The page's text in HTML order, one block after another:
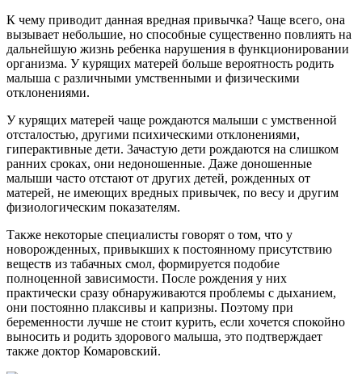
К чему приводит данная вредная привычка? Чаще всего, она
вызывает небольшие, но способные существенно повлиять на
дальнейшую жизнь ребенка нарушения в функционировании
организма. У курящих матерей больше вероятность родить
малыша с различными умственными и физическими
отклонениями.
У курящих матерей чаще рождаются малыши с умственной
отсталостью, другими психическими отклонениями,
гиперактивные дети. Зачастую дети рождаются на слишком
ранних сроках, они недоношенные. Даже доношенные
малыши часто отстают от других детей, рожденных от
матерей, не имеющих вредных привычек, по весу и другим
физиологическим показателям.
Также некоторые специалисты говорят о том, что у
новорожденных, привыкших к постоянному присутствию
веществ из табачных смол, формируется подобие
полноценной зависимости. После рождения у них
практически сразу обнаруживаются проблемы с дыханием,
они постоянно плаксивы и капризны. Поэтому при
беременности лучше не стоит курить, если хочется спокойно
выносить и родить здорового малыша, это подтверждает
также доктор Комаровский.